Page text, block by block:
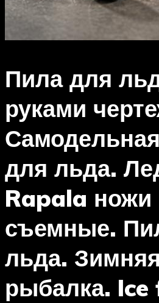
Пила для
руками
для льда.
Rapala ножи
съемные.
льда. Зимняя
рыбалка.